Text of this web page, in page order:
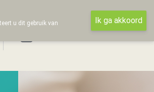
u dit gebruik van
Ik ga akkoord